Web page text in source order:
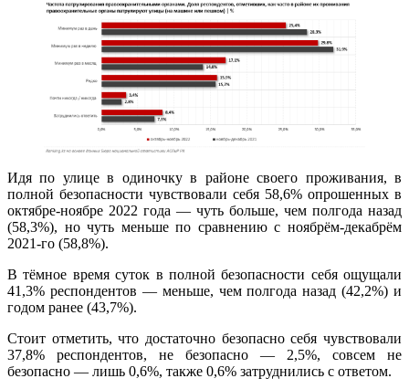
Идя по улице в одиночку в районе своего проживания, в
полной безопасности чувствовали себя 58,6% опрошенных в
октябре-ноябре 2022 года — чуть больше, чем полгода назад
(58,3%), но чуть меньше по сравнению с ноябрём-декабрём
2021-го (58,8%).
В тёмное время суток в полной безопасности себя ощущали
41,3% респондентов — меньше, чем полгода назад (42,2%) и
годом ранее (43,7%).
Стоит отметить, что достаточно безопасно себя чувствовали
37,8% респондентов, не безопасно — 2,5%, совсем не
безопасно — лишь 0,6%, также 0,6% затруднились с ответом.